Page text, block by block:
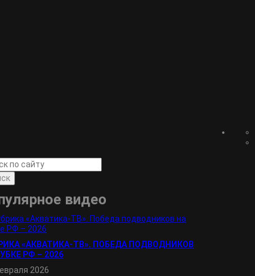
видео
«АКВАТИКА-TВ». ПОБЕДА ПОДВОДНИКОВ
РФ – 2026
2026